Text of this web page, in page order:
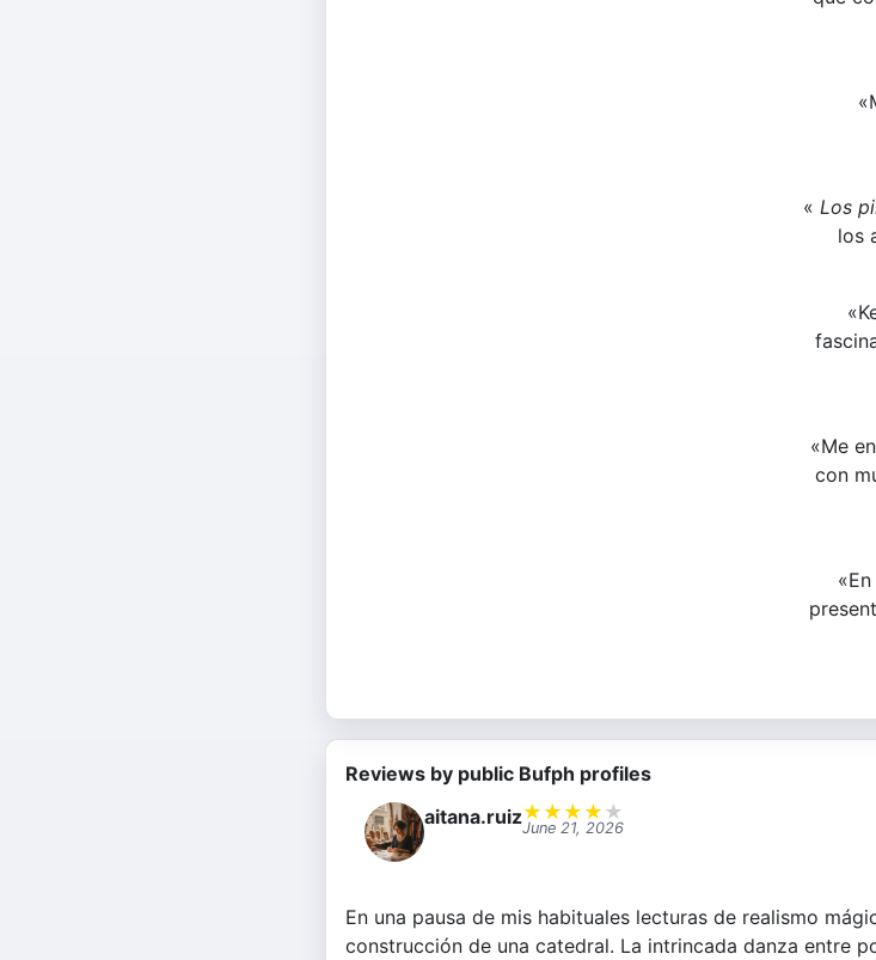
« Los
los
«Me
con
«En
Reviews by public Bufph profiles
aitana.ruiz★ ★ ★ ★ ★
June 21, 2026
En una pausa de mis habituales lecturas de realismo
construcción de una catedral. La intrincada danza entre